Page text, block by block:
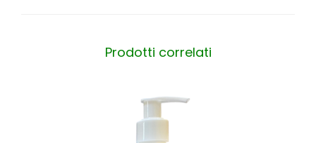
Prodotti correlati